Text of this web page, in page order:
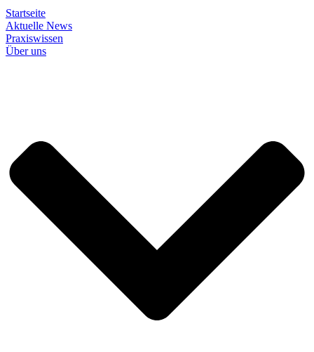
Startseite
Aktuelle News
Praxiswissen
Über uns